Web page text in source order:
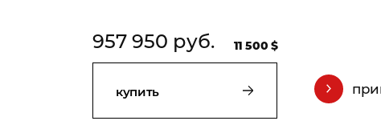
957 950 руб. 11 500 $
купить